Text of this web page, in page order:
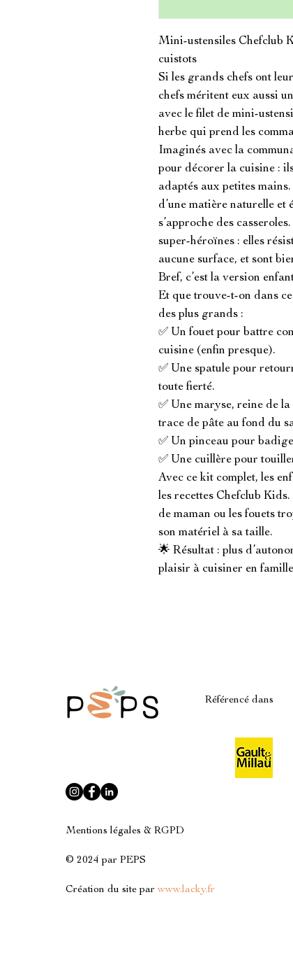
Mini-ustensiles Chefclub
cuistots
Si les grands chefs ont
chefs méritent eux aussi
avec le filet de mini-
herbe qui prend les
Imaginés avec la
pour décorer la cuisine :
adaptés aux petites
d’une matière naturelle
s’approche des
super-héroïnes : elles
aucune surface, et sont
Bref, c’est la version
Et que trouve-t-on dans
des plus grands :
✅ Un fouet pour battre
cuisine (enfin presque).
✅ Une spatule pour
toute fierté.
✅ Une maryse, reine de
trace de pâte au fond du
✅ Un pinceau pour
✅ Une cuillère pour
Avec ce kit complet, les
les recettes Chefclub
de maman ou les fouets
son matériel à sa taille.
🌟 Résultat : plus
plaisir à cuisiner en
Référencé dans
Mentions légales & RGPD
© 2024 par PEPS
Création du site par www.lacky.fr